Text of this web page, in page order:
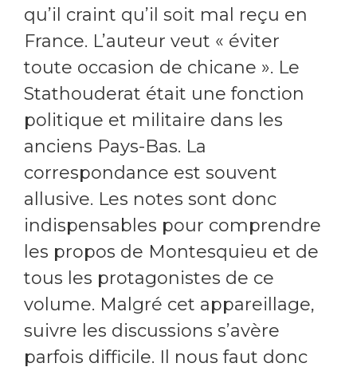
qu’il craint qu’il soit mal reçu en
France. L’auteur veut « éviter
toute occasion de chicane ». Le
Stathouderat était une fonction
politique et militaire dans les
anciens Pays-Bas. La
correspondance est souvent
allusive. Les notes sont donc
indispensables pour comprendre
les propos de Montesquieu et de
tous les protagonistes de ce
volume. Malgré cet appareillage,
suivre les discussions s’avère
parfois difficile. Il nous faut donc